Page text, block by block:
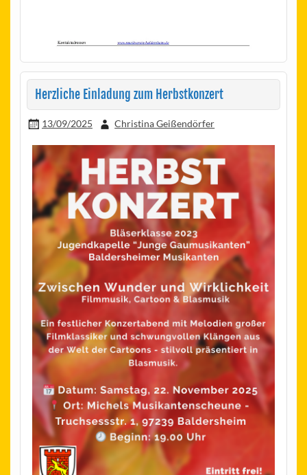
Herzliche Einladung zum Herbstkonzert
13/09/2025 Christina Geißendörfer